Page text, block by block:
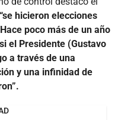
“se hicieron elecciones
poco más de un año
el Presidente (Gustavo
a través de una
y una infinidad de